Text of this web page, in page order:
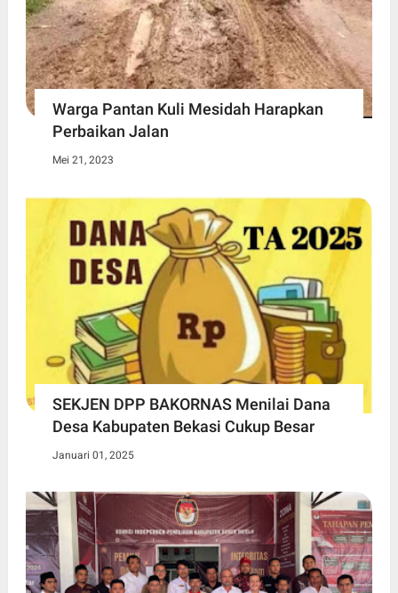
Warga Pantan Kuli Mesidah Harapkan
Perbaikan Jalan
Mei 21, 2023
SEKJEN DPP BAKORNAS Menilai Dana
Desa Kabupaten Bekasi Cukup Besar
Januari 01, 2025